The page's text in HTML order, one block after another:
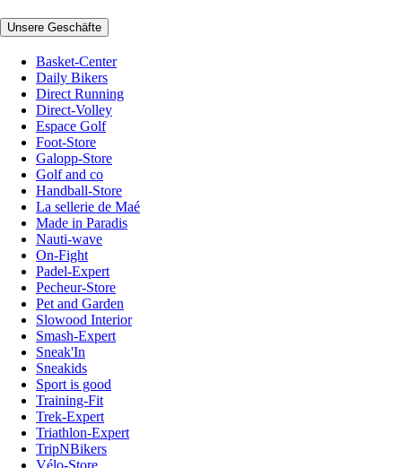
Unsere Geschäfte
Basket-Center
Daily Bikers
Direct Running
Direct-Volley
Espace Golf
Foot-Store
Galopp-Store
Golf and co
Handball-Store
La sellerie de Maé
Made in Paradis
Nauti-wave
On-Fight
Padel-Expert
Pecheur-Store
Pet and Garden
Slowood Interior
Smash-Expert
Sneak'In
Sneakids
Sport is good
Training-Fit
Trek-Expert
Triathlon-Expert
TripNBikers